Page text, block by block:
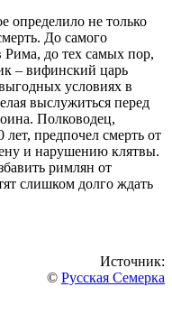
определило не только
До самого
Рима, до тех самых пор,
– вифинский царь
условиях в
выслужиться перед
Полководец,
предпочел смерть от
и нарушению клятвы.
римлян от
слишком долго ждать
Источник:
© Русская Семерка